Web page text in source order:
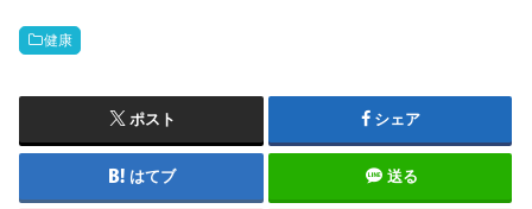
健康
ポスト シェア
はてブ 送る